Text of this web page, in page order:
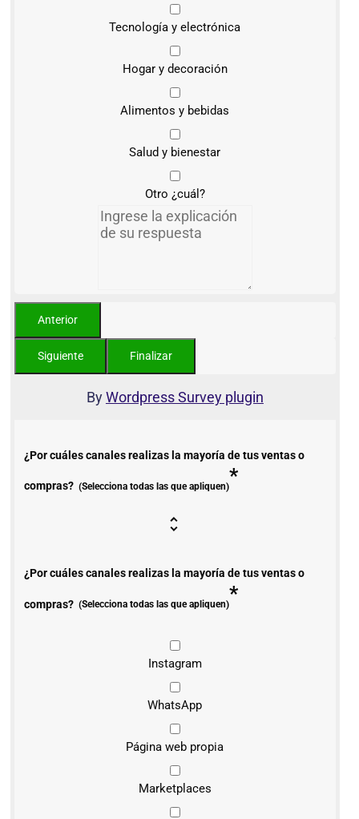
Tecnología y electrónica
Hogar y decoración
Alimentos y bebidas
Salud y bienestar
Otro ¿cuál?
ByWordpress Survey plugin
¿Por cuáles canales realizas la mayoría de tus ventas o
compras? (Selecciona todas las que apliquen)*
¿Por cuáles canales realizas la mayoría de tus ventas o
compras? (Selecciona todas las que apliquen)*
Instagram
WhatsApp
Página web propia
Marketplaces